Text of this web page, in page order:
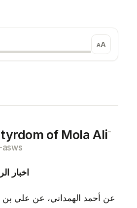
AA
of Mola Ali-
asws
اخبار
عن أحمد الهمداني، عن علي بن